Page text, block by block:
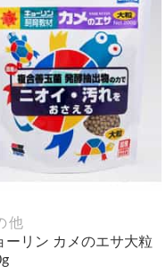
他
ーリン カメのエサ大粒